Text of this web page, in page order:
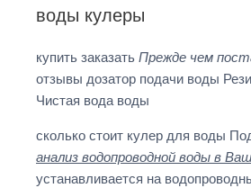
воды кулеры
купить заказать Прежде чем
отзывы дозатор подачи воды
Чистая вода воды
сколько стоит кулер для воды
анализ водопроводной воды в
устанавливается на